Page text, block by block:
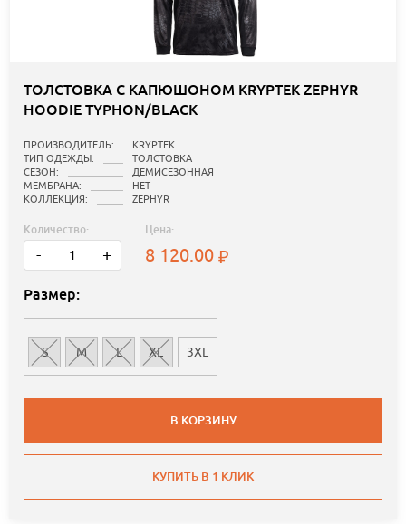
ТОЛСТОВКА С КАПЮШОНОМ KRYPTEK ZEPHYR
HOODIE TYPHON/BLACK
ПРОИЗВОДИТЕЛЬ:
KRYPTEK
ТИП ОДЕЖДЫ:
ТОЛСТОВКА
СЕЗОН:
ДЕМИСЕЗОННАЯ
МЕМБРАНА:
НЕТ
КОЛЛЕКЦИЯ:
ZEPHYR
Количество:
- +
Цена:
8 120.00
Размер:
S M L XL 3XL
В КОРЗИНУ
КУПИТЬ В 1 КЛИК